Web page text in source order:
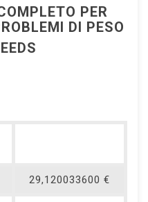
PER
DI PESO
29,120033600 €